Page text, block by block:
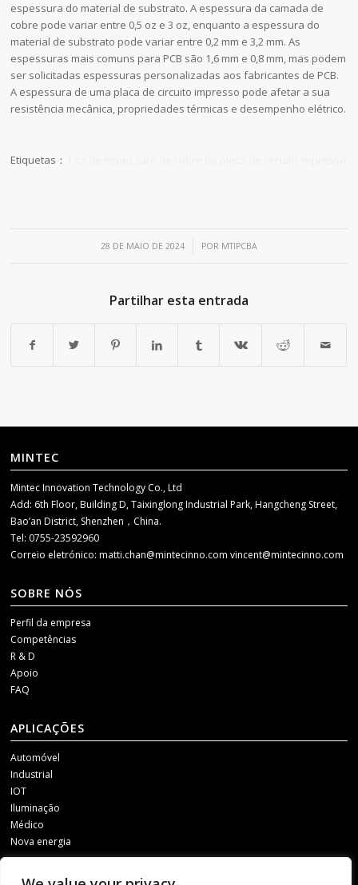
espessura do material de substrato. A espessura da camada de
cobre pode variar entre 0,5 oz e 3 oz, enquanto a espessura do
material de substrato pode variar entre 0,2 mm e 3,2 mm. As
espessuras mais comuns para PCB são 1,6 mm e 0,8 mm, mas podem
ser solicitadas espessuras personalizadas aos fabricantes de PCB.
A espessura de uma placa de circuito impresso pode afetar a sua
resistência mecânica, propriedades térmicas e desempenho elétrico.
Etiquetas：
28 DE MAIO DE 2024
/ POR MTIPCBA
Partilhar esta entrada
MINTEC
Mintec Innovation Technology Co., Ltd
Add: 6th Floor, Building D, Taixinglong Industrial Park, Hangcheng Street,
Bao’an District, Shenzhen，China.
Tel: 0755-23592960
Correio eletrónico:matti.chan@mintecinno.comvincent@mintecinno.com
SOBRE NÓS
Perfil da empresa
Competências
R & D
Apoio
FAQ
APLICAÇÕES
Automóvel
Industrial
IOT
Iluminação
Médico
Nova energia
MÍDIAS SOCIAIS